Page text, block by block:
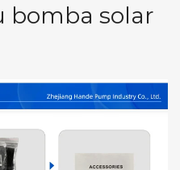
bomba solar